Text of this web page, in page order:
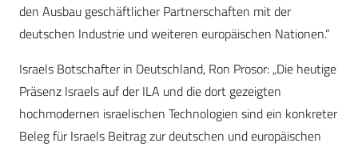
den Ausbau geschäftlicher Partnerschaften mit der
deutschen Industrie und weiteren europäischen Nationen.“
Israels Botschafter in Deutschland, Ron Prosor: „Die heutige
Präsenz Israels auf der ILA und die dort gezeigten
hochmodernen israelischen Technologien sind ein konkreter
Beleg für Israels Beitrag zur deutschen und europäischen